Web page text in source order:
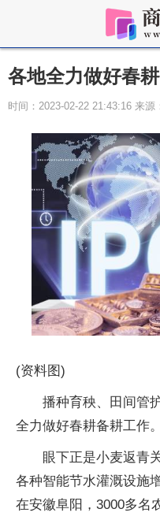
各地全力做好春
时间：2023-02-22 21:43:16 来源
(资料图)
播种育秧、田间管
全力做好春耕备耕工作。
眼下正是小麦返青
各种智能节水灌溉设施
在安徽阜阳，3000多名